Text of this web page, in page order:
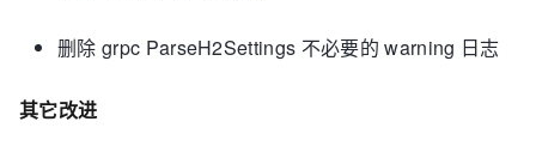
删除 grpc ParseH2Settings 不必要的 warning 日志
其它改进